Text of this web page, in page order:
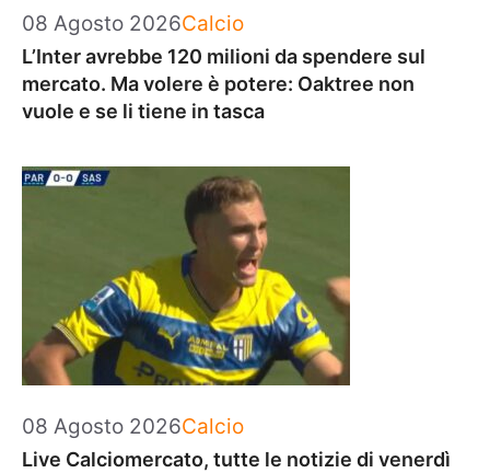
08 Agosto 2026Categorie
Calcio
L’Inter avrebbe 120 milioni da spendere sul
mercato. Ma volere è potere: Oaktree non
vuole e se li tiene in tasca
08 Agosto 2026Categorie
Calcio
Live Calciomercato, tutte le notizie di venerdì